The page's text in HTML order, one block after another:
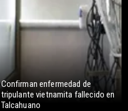
Confirman enfermedad de
tripulante vietnamita fallecido en
Talcahuano